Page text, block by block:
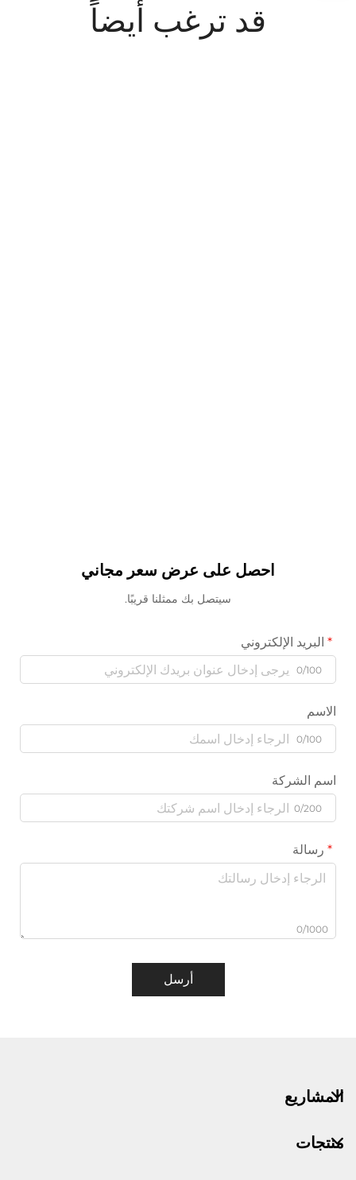
قد ترغب أيضاً
احصل على عرض سعر مجاني
سيتصل بك ممثلنا قريبًا.
البريد الإلكتروني
0/100
الاسم
0/100
اسم الشركة
0/200
رسالة
0/1000
أرسل
المشاريع
منتجات